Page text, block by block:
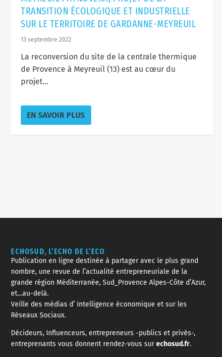
TRANSITION ÉCOLOGIQUE ET INDUSTRIELLE
SUR LE TERRITOIRE DE GARDANNE-MEYREUIL
13 septembre 2022
La reconversion du site de la centrale thermique
de Provence à Meyreuil (13) est au cœur du
projet...
EN SAVOIR PLUS
ECHOSUD, L’ECHO DE L’ECO
Publication en ligne destinée à partager avec le plus grand
nombre, une revue de l’actualité entrepreneuriale de la
grande région Méditerranée, Sud_Provence Alpes-Côte d’Azur,
et…au-delà.
Veille des médias d’ Intelligence économique et sur les
Réseaux Sociaux.
Décideurs, Influenceurs, entrepreneurs -publics et privés-,
entreprenants vous donnent rendez-vous surechosud.fr.